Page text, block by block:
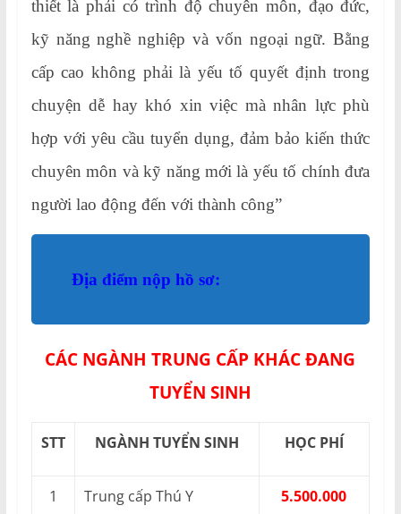
thiết là phải có trình độ chuyên môn, đạo đức,
kỹ năng nghề nghiệp và vốn ngoại ngữ. Bằng
cấp cao không phải là yếu tố quyết định trong
chuyện dễ hay khó xin việc mà nhân lực phù
hợp với yêu cầu tuyển dụng, đảm bảo kiến thức
chuyên môn và kỹ năng mới là yếu tố chính đưa
người lao động đến với thành công”
Địa điểm nộp hồ sơ:
CÁC NGÀNH TRUNG CẤP KHÁC ĐANG
TUYỂN SINH
STT NGÀNH TUYỂN SINH HỌC PHÍ
1 Trung cấp Thú Y
5.500.000